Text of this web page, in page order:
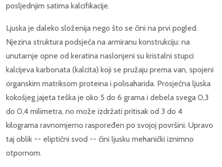
posljednjim satima kalcifikacije.
Ljuska je daleko složenija nego što se čini na prvi pogled.
Njezina struktura podsjeća na armiranu konstrukciju: na
unutarnje opne od keratina naslonjeni su kristalni stupci
kalcijeva karbonata (kalcita) koji se pružaju prema van, spojeni
organskim matriksom proteina i polisaharida. Prosječna ljuska
kokošjeg jajeta teška je oko 5 do 6 grama i debela svega 0,3
do 0,4 milimetra, no može izdržati pritisak od 3 do 4
kilograma ravnomjerno raspoređen po svojoj površini. Upravo
taj oblik -- eliptični svod -- čini ljusku mehanički iznimno
otpornom.